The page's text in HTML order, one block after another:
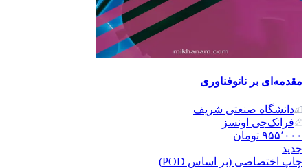
مقدمه‌ای بر نانوفناوری
دانشگاه صنعتی شریف
فرانک‌جی اونسز
۹۵۵٬۰۰۰ تومان
جدید
چاپ اختصاصی (بر اساس POD)